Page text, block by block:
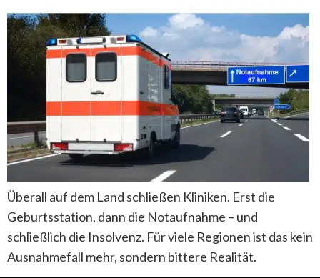
Überall auf dem Land schließen Kliniken. Erst die
Geburtsstation, dann die Notaufnahme – und
schließlich die Insolvenz. Für viele Regionen ist das kein
Ausnahmefall mehr, sondern bittere Realität.